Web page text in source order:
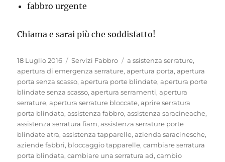
fabbro urgente
Chiama e sarai più che soddisfatto!
Pubblicato
il
18 Luglio 2016 Categorie
Servizi Fabbro Tag
a ssistenza serrature,
apertura di emergenza serrature,apertura porta,apertura
porta senza scasso,apertura porte blindate,apertura porte
blindate senza scasso,apertura serramenti,apertura
serrature,apertura serrature bloccate,aprire serratura
porta blindata,assistenza fabbro,assistenza saracineache,
assistenza serratura fiam,assistenza serrature porte
blindate atra,assistenza tapparelle,azienda saracinesche,
aziende fabbri, bloccaggio tapparelle,cambiare serratura
porta blindata,cambiare una serratura ad,cambio